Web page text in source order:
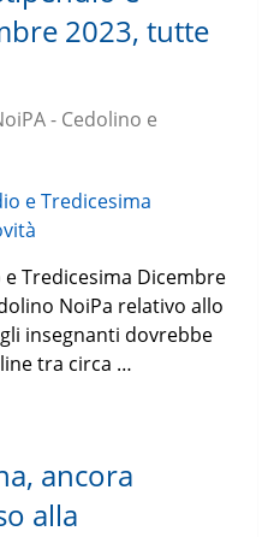
2023, tutte
- Cedolino e
Tredicesima Dicembre
NoiPa relativo allo
insegnanti dovrebbe
tra circa …
ancora
alla